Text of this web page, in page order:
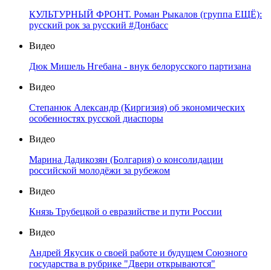
КУЛЬТУРНЫЙ ФРОНТ. Роман Рыкалов (группа ЕЩЁ):
русский рок за русский #Донбасс
Видео
Дюк Мишель Нгебана - внук белорусского партизана
Видео
Степанюк Александр (Киргизия) об экономических
особенностях русской диаспоры
Видео
Марина Дадикозян (Болгария) о консолидации
российской молодёжи за рубежом
Видео
Князь Трубецкой о евразийстве и пути России
Видео
Андрей Якусик о своей работе и будущем Союзного
государства в рубрике "Двери открываются"